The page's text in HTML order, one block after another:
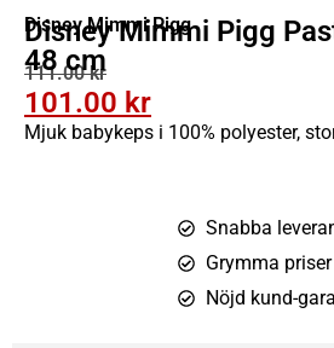
Disney Mimmi Pigg
Disney Mimmi Pigg
48 cm
111.00kr
101.00 kr
Mjuk babykeps i 100% polyester,
Snabba
Grymma priser
Nöjd kund-